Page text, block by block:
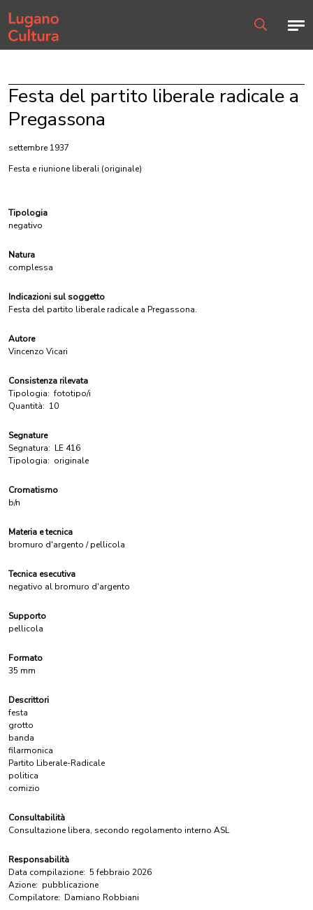
Home page
Festa del partito liberale radicale a
Pregassona
settembre 1937
Festa e riunione liberali (originale)
Tipologia
negativo
Natura
complessa
Indicazioni sul soggetto
Festa del partito liberale radicale a Pregassona.
Autore
Vincenzo Vicari
Consistenza rilevata
Tipologia: fototipo/i
Quantità: 10
Segnature
Segnatura: LE 416
Tipologia: originale
Cromatismo
b/n
Materia e tecnica
bromuro d'argento / pellicola
Tecnica esecutiva
negativo al bromuro d'argento
Supporto
pellicola
Formato
35 mm
Descrittori
festa
grotto
banda
filarmonica
Partito Liberale-Radicale
politica
comizio
Consultabilità
Consultazione libera, secondo regolamento interno ASL
Responsabilità
Data compilazione: 5 febbraio 2026
Azione: pubblicazione
Compilatore: Damiano Robbiani